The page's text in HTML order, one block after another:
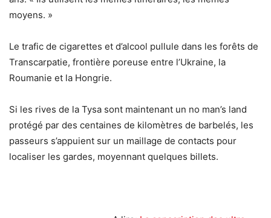
moyens. »
Le trafic de cigarettes et d’alcool pullule dans les forêts de
Transcarpatie, frontière poreuse entre l’Ukraine, la
Roumanie et la Hongrie.
Si les rives de la Tysa sont maintenant un no man’s land
protégé par des centaines de kilomètres de barbelés, les
passeurs s’appuient sur un maillage de contacts pour
localiser les gardes, moyennant quelques billets.